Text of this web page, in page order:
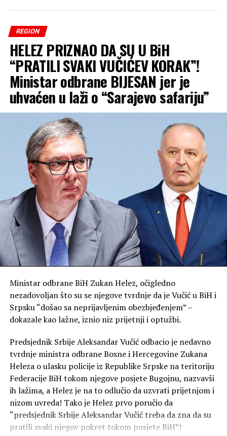
REGION
HELEZ PRIZNAO DA SU U BiH
“PRATILI SVAKI VUČIĆEV KORAK”!
Ministar odbrane BIJESAN jer je
uhvaćen u laži o “Sarajevo safariju”
Ministar odbrane BiH Zukan Helez, očigledno
nezadovoljan što su se njegove tvrdnje da je Vučić u BiH i
Srpsku “došao sa neprijavljenim obezbjeđenjem” –
dokazale kao lažne, iznio niz prijetnji i optužbi.
Predsjednik Srbije Aleksandar Vučić odbacio je nedavno
tvrdnje ministra odbrane Bosne i Hercegovine Zukana
Heleza o ulasku policije iz Republike Srpske na teritoriju
Federacije BiH tokom njegove posjete Bugojnu, nazvavši
ih lažima, a Helez je na to odlučio da uzvrati prijetnjom i
nizom uvreda! Tako je Helez prvo poručio da
“predsjednik Srbije Aleksandar Vučić treba da zna da su
pratili svaki njegov pokret tokom posjete BiH”!